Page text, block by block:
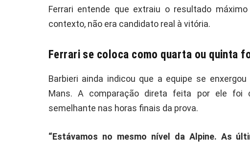
Ferrari entende que extraiu o resultado
contexto, não era candidato real à vitória.
Ferrari se coloca como quarta ou quinta
Barbieri ainda indicou que a equipe se enxergou
Mans. A comparação direta feita por ele foi
semelhante nas horas finais da prova.
“Estávamos no mesmo nível da Alpine. As